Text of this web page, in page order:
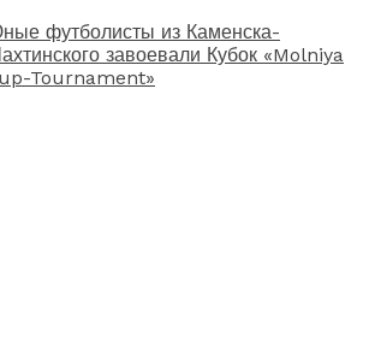
футболисты из Каменска-
завоевали Кубок «Molniya
Tournament»